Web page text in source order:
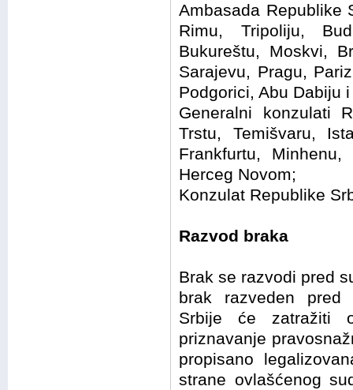
Ambasada Republike
Rimu, Tripoliju,
Bukureštu, Moskvi,
Sarajevu, Pragu,
Podgorici, Abu Dabiju
Generalni konzulati
Trstu, Temišvaru,
Frankfurtu,
Herceg Novom;
Konzulat Republike
Razvod braka
Brak se razvodi pred
brak razveden pred
Srbije će zatražiti
priznavanje
propisano
strane ovlašćenog